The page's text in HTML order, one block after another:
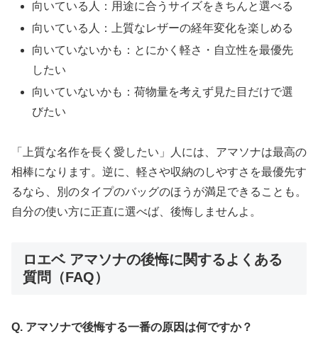
向いている人：用途に合うサイズをきちんと選べる
向いている人：上質なレザーの経年変化を楽しめる
向いていないかも：とにかく軽さ・自立性を最優先
したい
向いていないかも：荷物量を考えず見た目だけで選
びたい
「上質な名作を長く愛したい」人には、アマソナは最高の
相棒になります。逆に、軽さや収納のしやすさを最優先す
るなら、別のタイプのバッグのほうが満足できることも。
自分の使い方に正直に選べば、後悔しませんよ。
ロエベ アマソナの後悔に関するよくある
質問（FAQ）
Q. アマソナで後悔する一番の原因は何ですか？